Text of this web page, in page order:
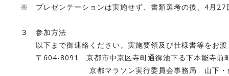
※ プレゼンテーションは実施せず、書類選考の後、4月27
３ 参加方法
以下まで御連絡ください。実施要領及び仕様書等をお渡
〒604-8091 京都市中京区寺町通御池下る下本能寺
京都マラソン実行委員会事務局 山下・